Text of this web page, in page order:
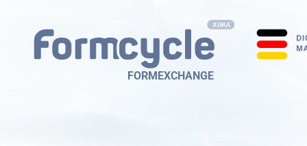
FORMEXCHANGE